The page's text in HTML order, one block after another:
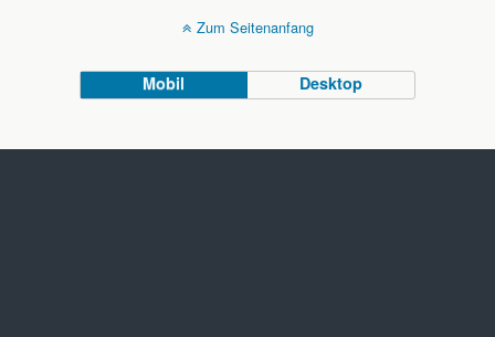
Zum Seitenanfang
Mobil Desktop